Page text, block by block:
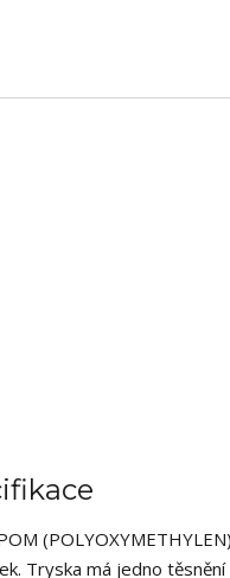
Tryska má jedno